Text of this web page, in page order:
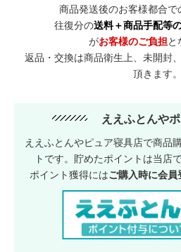
商品発送後のお客様都合で
往復分の送料＋商品手配等
がお客様のご負担と
返品・交換は商品衛生上、未開封
頂きます。
ええふとんや
ええふとんやピュア寝具店で商品
トです。貯めたポイントは当店
ポイント獲得にはご購入時に会員